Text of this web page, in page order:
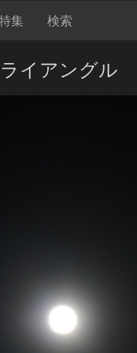
集 検索
イアングル